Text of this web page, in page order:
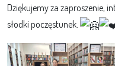
Dziękujemy za zaproszenie,
słodki poczęstunek.